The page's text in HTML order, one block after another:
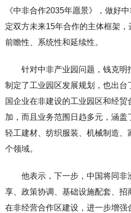
《中非合作2035年愿景》，做好
定双方未来15年合作的主体框架
前瞻性、系统性和延续性。
针对中非产业园问题，钱克明
制定了工业园区发展规划，也出台
国企业在非建设的工业园区和经贸
加，而且业务范围日趋多元，涵盖
轻工建材、 纺织服装 、机械制造
个领域。
他表示，下一步，中国将同非
享、政策协调、基础设施配套、招
在非经营合作区建设，进一步增强